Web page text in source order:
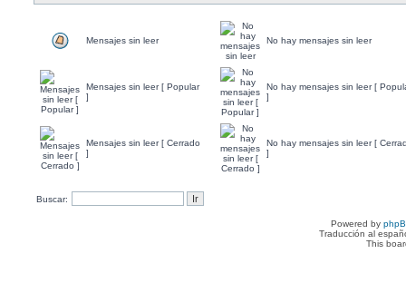
Mensajes sin leer No hay mensajes sin leer
Mensajes sin leer [ Popular
]
No hay mensajes sin leer [
]
Mensajes sin leer [ Cerrado
]
No hay mensajes sin leer [
]
Buscar:
Powered by
Traducción al
This